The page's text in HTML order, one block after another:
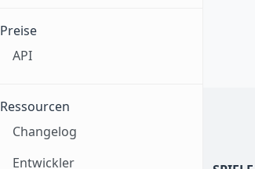
Preise
API
Ressourcen
Changelog
Entwickler